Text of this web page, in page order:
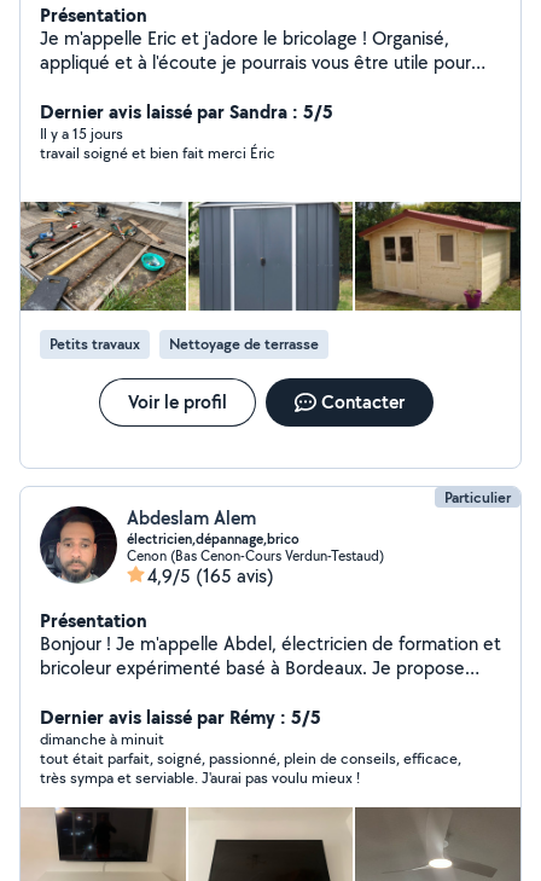
Présentation
Je m'appelle Eric et j'adore le bricolage ! Organisé,
appliqué et à l'écoute je pourrais vous être utile pour
de TV au mur, réalisation de placard sur mesure,
installation de luminaires, étagères, tringles à rideau et
bien d'autres ! Disponible rapidement n'hésitez pas à me
Dernier avis laissé par Sandra : 5/5
Il y a 15 jours
travail soigné et bien fait merci Éric
Petits travaux Nettoyage de terrasse
Voir le profil Contacter
Particulier
Abdeslam Alem
électricien,dépannage,brico
Cenon (Bas Cenon-Cours Verdun-Testaud)
4,9/5 (165 avis)
Présentation
Bonjour ! Je m'appelle Abdel, électricien de formation et
bricoleur expérimenté basé à Bordeaux. Je propose
(prises, interrupteurs, luminaires, diagnostics, remises
aux normes simples) Petits travaux de bricolage
(montage de meubles, pose d'étagères, tringles,
réparations diverses) Installation d'appareils et entretien
général de la maison Sérieux, réactif et bien équipé, je
possède tout le matériel nécessaire pour intervenir
rapidement et proprement. Je me déplace sur
Dernier avis laissé par Rémy : 5/5
dimanche à minuit
tout était parfait, soigné, passionné, plein de conseils, efficace,
très sympa et serviable. J'aurai pas voulu mieux !